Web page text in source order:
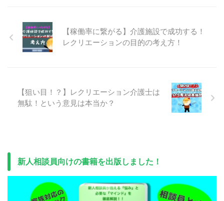
【稼働率に繋がる】介護施設で成功する！
レクリエーションの目的の考え方！
【狙い目！？】レクリエーション介護士は
無駄！という意見は本当か？
新人相談員向けの書籍を出版しました！